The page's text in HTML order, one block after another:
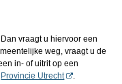
vraagt u hiervoor een
weg, vraagt u de
in- of uitrit op een
Provincie Utrecht .